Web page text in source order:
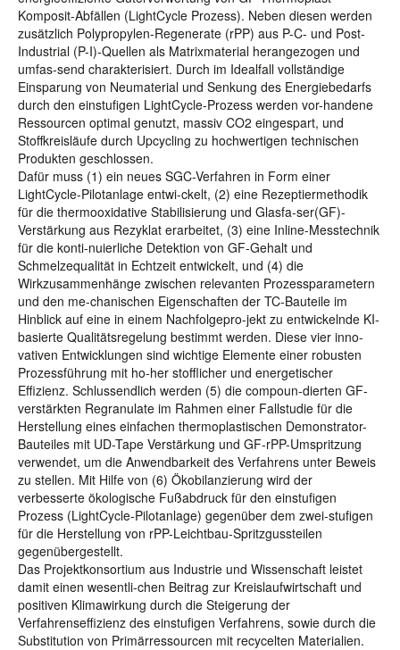
Komposit-Abfällen (LightCycle Prozess). Neben diesen werden
zusätzlich Polypropylen-Regenerate (rPP) aus P-C- und Post-
Industrial (P-I)-Quellen als Matrixmaterial herangezogen und
umfas-send charakterisiert. Durch im Idealfall vollständige
Einsparung von Neumaterial und Senkung des Energiebedarfs
durch den einstufigen LightCycle-Prozess werden vor-handene
Ressourcen optimal genutzt, massiv CO2 eingespart, und
Stoffkreisläufe durch Upcycling zu hochwertigen technischen
Produkten geschlossen.
Dafür muss (1) ein neues SGC-Verfahren in Form einer
LightCycle-Pilotanlage entwi-ckelt, (2) eine Rezeptiermethodik
für die thermooxidative Stabilisierung und Glasfa-ser(GF)-
Verstärkung aus Rezyklat erarbeitet, (3) eine Inline-Messtechnik
für die konti-nuierliche Detektion von GF-Gehalt und
Schmelzequalität in Echtzeit entwickelt, und (4) die
Wirkzusammenhänge zwischen relevanten Prozessparametern
und den me-chanischen Eigenschaften der TC-Bauteile im
Hinblick auf eine in einem Nachfolgepro-jekt zu entwickelnde KI-
basierte Qualitätsregelung bestimmt werden. Diese vier inno-
vativen Entwicklungen sind wichtige Elemente einer robusten
Prozessführung mit ho-her stofflicher und energetischer
Effizienz. Schlussendlich werden (5) die compoun-dierten GF-
verstärkten Regranulate im Rahmen einer Fallstudie für die
Herstellung eines einfachen thermoplastischen Demonstrator-
Bauteiles mit UD-Tape Verstärkung und GF-rPP-Umspritzung
verwendet, um die Anwendbarkeit des Verfahrens unter Beweis
zu stellen. Mit Hilfe von (6) Ökobilanzierung wird der
verbesserte ökologische Fußabdruck für den einstufigen
Prozess (LightCycle-Pilotanlage) gegenüber dem zwei-stufigen
für die Herstellung von rPP-Leichtbau-Spritzgussteilen
gegenübergestellt.
Das Projektkonsortium aus Industrie und Wissenschaft leistet
damit einen wesentli-chen Beitrag zur Kreislaufwirtschaft und
positiven Klimawirkung durch die Steigerung der
Verfahrenseffizienz des einstufigen Verfahrens, sowie durch die
Substitution von Primärressourcen mit recycelten Materialien.